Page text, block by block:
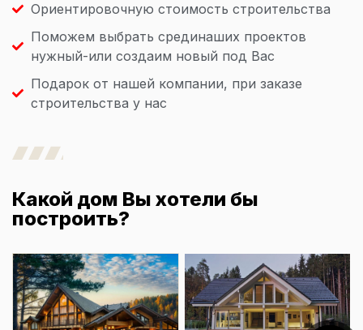
Ориентировочную стоимость строительства
Поможем выбрать срединаших проектов
нужный-или создаим новый под Вас
Подарок от нашей компании, при заказе
строительства у нас
Какой дом Вы хотели бы
построить?